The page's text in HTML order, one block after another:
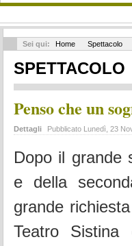
Sei qui: Home Spettacolo
SPETTACOLO
Penso che un
Dettagli Pubblicato Lunedì, 23
Dopo il grande
e della
grande
Teatro